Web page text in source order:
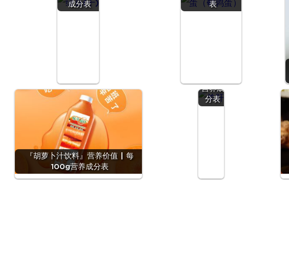
成分表
表
『胡萝卜汁饮料』营养价值 | 每
100g营养成分表
营养成
分表